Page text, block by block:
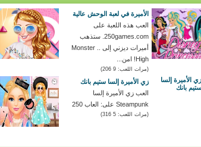
الأميرة في لعبة الوحش عالية
العب هذه اللعبة على
250games.com. ستذهب
أميرات ديزني إلى .. Monster
High! امن...
(مرات اللعب: 9 206)
زي الأميرة إلسا ستيم بانك
العب زي الأميرة إلسا
Steampunk على: العاب 250
(مرات اللعب: 5 316)